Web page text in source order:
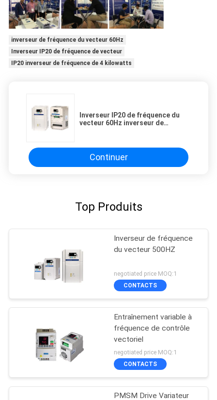
inverseur de fréquence du vecteur 60Hz
Inverseur IP20 de fréquence de vecteur
IP20 inverseur de fréquence de 4 kilowatts
Inverseur IP20 de fréquence du
vecteur 60Hz inverseur de
Continuer
Top Produits
Inverseur de fréquence
du vecteur 500HZ
negotiated price MOQ:1
CONTACTS
Entraînement variable à
fréquence de contrôle
vectoriel
negotiated price MOQ:1
CONTACTS
PMSM Drive Variateur